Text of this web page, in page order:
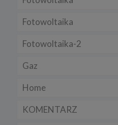
Fotowoltaika
Fotowoltaika-2
Gaz
Home
KOMENTARZ